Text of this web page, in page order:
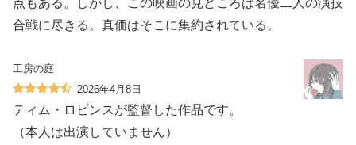
点もある。しかし、この映画の見どころは名優二人の演技
合戦に尽きる。真価はそこに集約されている。
工房の庭
2026年4月8日
ティム・ロビンスが監督した作品です。
（本人は出演していません）